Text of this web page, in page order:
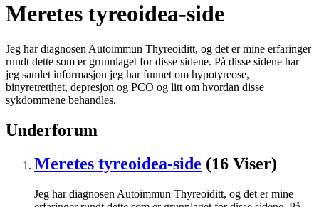
Meretes tyreoidea-side
Jeg har diagnosen Autoimmun Thyreoiditt, og det er mine erfaringer
rundt dette som er grunnlaget for disse sidene. På disse sidene har
jeg samlet informasjon jeg har funnet om hypotyreose,
binyretretthet, depresjon og PCO og litt om hvordan disse
sykdommene behandles.
Underforum
Meretes tyreoidea-side (16 Viser)
Jeg har diagnosen Autoimmun Thyreoiditt, og det er mine